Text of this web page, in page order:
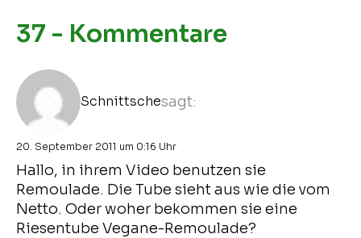
37 - Kommentare
Schnittschesagt:
20. September 2011 um 0:16 Uhr
Hallo, in ihrem Video benutzen sie
Remoulade. Die Tube sieht aus wie die vom
Netto. Oder woher bekommen sie eine
Riesentube Vegane-Remoulade?